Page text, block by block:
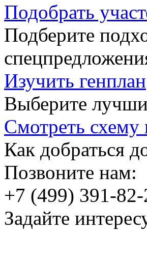
Подобрать
Подберите
Изучить генплан
Выберите
Смотреть схему
Как добраться
Позвоните нам:
+7 (499) 391-82-
Задайте